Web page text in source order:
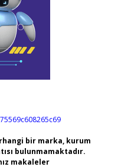
bir marka, kurum
bulunmamaktadır.
makaleler